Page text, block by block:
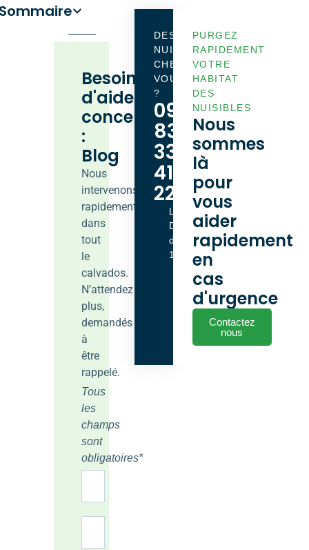
Besoin
d'aide
concernant
:
Blog
Nous
intervenons
rapidement
dans
tout
le
calvados.
N’attendez
plus,
demandés
à
être
rappelé.
Tous
les
champs
sont
obligatoires*
DES
NUISIBLES
CHEZ
VOUS
?
09
83
33
41
22
Lundi -
Dimanche
de 9h00 à
18h00
PURGEZ
RAPIDEMENT
VOTRE
HABITAT
DES
NUISIBLES
Nous
sommes
là
pour
vous
aider
rapidement
en
cas
d'urgence
Contactez
nous